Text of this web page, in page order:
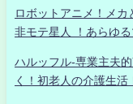
ロボットアニメ！メカ
非モテ星人 ！あらゆ
ハルッフル-専業主夫
く！初老人の介護生活